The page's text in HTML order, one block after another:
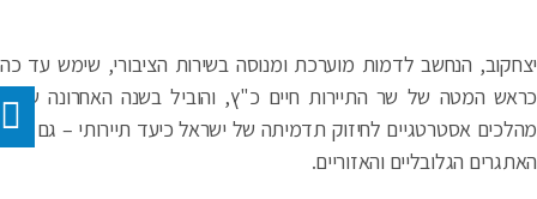
הנחשב לדמות מוערכת ומנוסה בשירות הציבורי, שימש עד כה
המטה של שר התיירות חיים כ"ץ, והוביל בשנה האחרונה שורת
אסטרטגיים לחיזוק תדמיתה של ישראל כיעד תיירותי – גם בצל
הגלובליים והאזוריים.